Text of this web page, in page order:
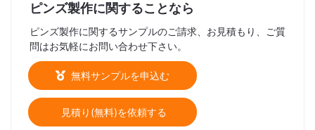
ピンズ製作に関することなら
ピンズ製作に関するサンプルのご請求、お見積もり、ご質
問はお気軽にお問い合わせ下さい。
無料サンプルを申込む
見積り(無料)を依頼する